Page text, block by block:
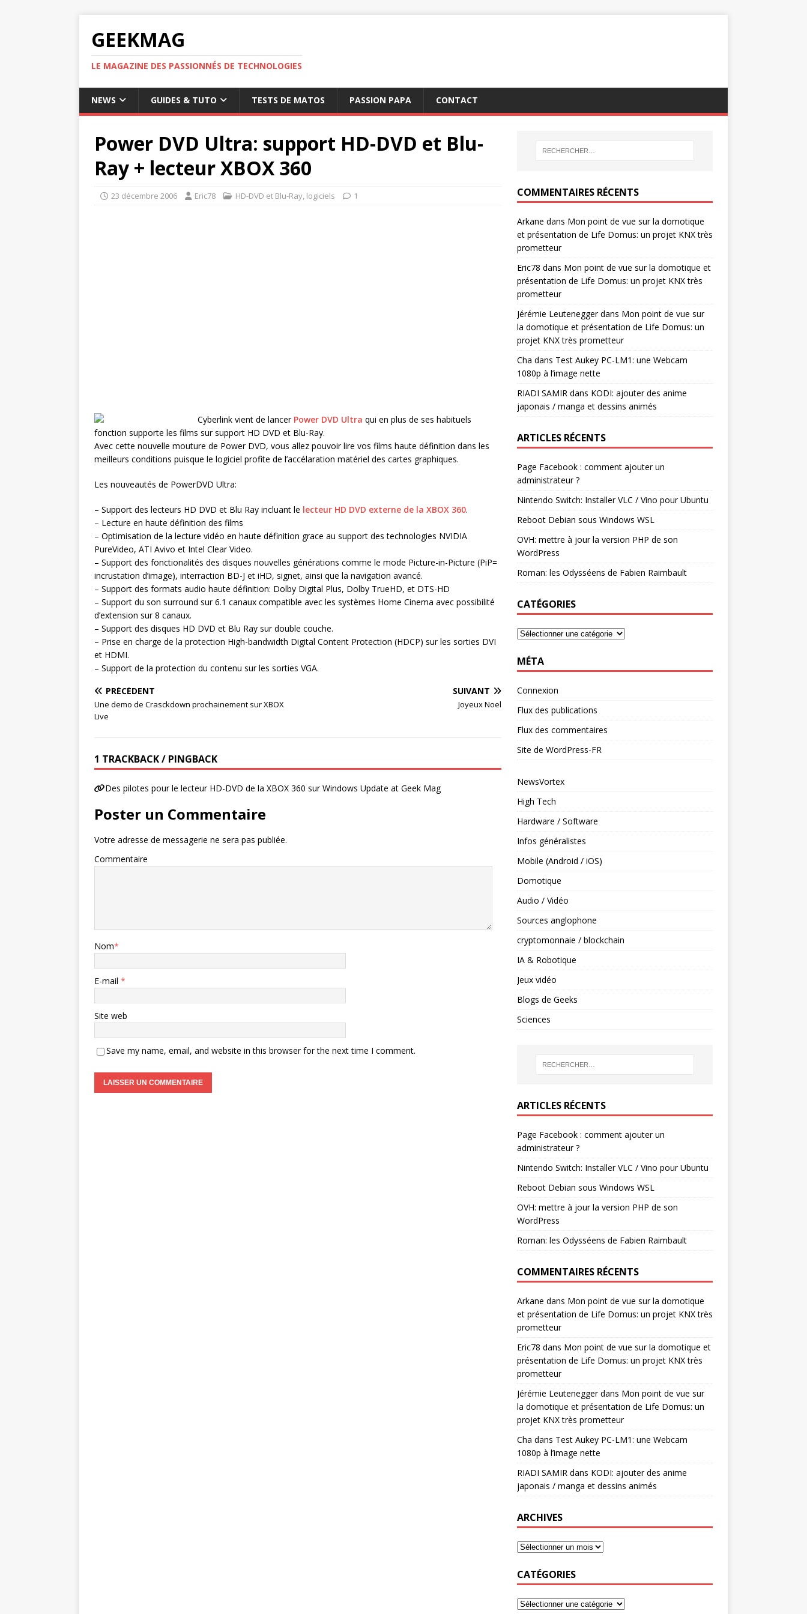
GEEKMAG
LE MAGAZINE DES PASSIONNÉS DE TECHNOLOGIES
NEWS GUIDES & TUTO TESTS DE MATOS PASSION PAPA CONTACT
Power DVD Ultra: support HD-DVD et Blu-
Ray + lecteur XBOX 360
23 décembre 2006 Eric78 HD-DVD et Blu-Ray, logiciels 1
Cyberlink vient de lancer Power DVD Ultra qui en plus de ses habituels
fonction supporte les films sur support HD DVD et Blu-Ray.
Avec cette nouvelle mouture de Power DVD, vous allez pouvoir lire vos films haute définition dans les
meilleurs conditions puisque le logiciel profite de l’accélaration matériel des cartes graphiques.
Les nouveautés de PowerDVD Ultra:
– Support des lecteurs HD DVD et Blu Ray incluant le lecteur HD DVD externe de la XBOX 360.
– Lecture en haute définition des films
– Optimisation de la lecture vidéo en haute définition grace au support des technologies NVIDIA
PureVideo, ATI Avivo et Intel Clear Video.
– Support des fonctionalités des disques nouvelles générations comme le mode Picture-in-Picture (PiP=
incrustation d’image), interraction BD-J et iHD, signet, ainsi que la navigation avancé.
– Support des formats audio haute définition: Dolby Digital Plus, Dolby TrueHD, et DTS-HD
– Support du son surround sur 6.1 canaux compatible avec les systèmes Home Cinema avec possibilité
d’extension sur 8 canaux.
– Support des disques HD DVD et Blu Ray sur double couche.
– Prise en charge de la protection High-bandwidth Digital Content Protection (HDCP) sur les sorties DVI
et HDMI.
– Support de la protection du contenu sur les sorties VGA.
PRÉCÉDENT
Une demo de Crasckdown prochainement sur XBOX
Live
SUIVANT
Joyeux Noel
1 TRACKBACK / PINGBACK
Des pilotes pour le lecteur HD-DVD de la XBOX 360 sur Windows Update at Geek Mag
Poster un Commentaire
Votre adresse de messagerie ne sera pas publiée.
Commentaire
Nom*
E-mail *
Site web
Save my name, email, and website in this browser for the next time I comment.
COMMENTAIRES RÉCENTS
Arkane dans Mon point de vue sur la domotique
et présentation de Life Domus: un projet KNX très
prometteur
Eric78 dans Mon point de vue sur la domotique et
présentation de Life Domus: un projet KNX très
prometteur
Jérémie Leuteneggerdans Mon point de vue sur
la domotique et présentation de Life Domus: un
projet KNX très prometteur
Cha dans Test Aukey PC-LM1: une Webcam
1080p à l’image nette
RIADI SAMIR dans KODI: ajouter des anime
japonais / manga et dessins animés
ARTICLES RÉCENTS
Page Facebook : comment ajouter un
administrateur ?
Nintendo Switch: Installer VLC / Vino pour Ubuntu
Reboot Debian sous Windows WSL
OVH: mettre à jour la version PHP de son
WordPress
Roman: les Odysséens de Fabien Raimbault
CATÉGORIES
MÉTA
Connexion
Flux des publications
Flux des commentaires
Site de WordPress-FR
NewsVortex
High Tech
Hardware / Software
Infos généralistes
Mobile (Android / iOS)
Domotique
Audio / Vidéo
Sources anglophone
cryptomonnaie / blockchain
IA & Robotique
Jeux vidéo
Blogs de Geeks
Sciences
ARTICLES RÉCENTS
Page Facebook : comment ajouter un
administrateur ?
Nintendo Switch: Installer VLC / Vino pour Ubuntu
Reboot Debian sous Windows WSL
OVH: mettre à jour la version PHP de son
WordPress
Roman: les Odysséens de Fabien Raimbault
COMMENTAIRES RÉCENTS
Arkane dans Mon point de vue sur la domotique
et présentation de Life Domus: un projet KNX très
prometteur
Eric78 dans Mon point de vue sur la domotique et
présentation de Life Domus: un projet KNX très
prometteur
Jérémie Leuteneggerdans Mon point de vue sur
la domotique et présentation de Life Domus: un
projet KNX très prometteur
Cha dans Test Aukey PC-LM1: une Webcam
1080p à l’image nette
RIADI SAMIRdans KODI: ajouter des anime
japonais / manga et dessins animés
ARCHIVES
CATÉGORIES